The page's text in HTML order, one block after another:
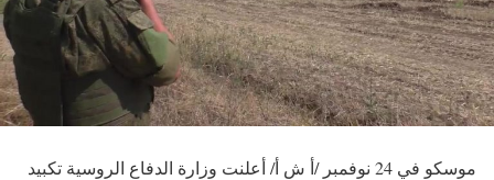
موسكو في 24 نوفمبر /أ ش أ/ أعلنت وزارة الدفاع الروسية تكبيد